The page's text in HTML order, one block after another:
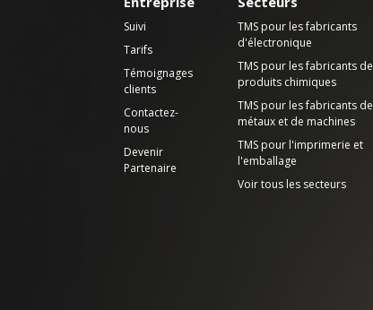
Suivi
Tarifs
Témoignages
clients
Contactez-
nous
Devenir
Partenaire
TMS pour les fabricants
d'électronique
TMS pour les fabricants de
produits chimiques
TMS pour les fabricants de
métaux et de machines
TMS pour l'imprimerie et
l'emballage
Voir tous les secteurs